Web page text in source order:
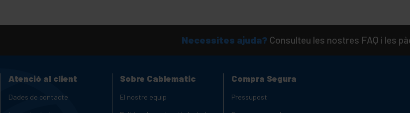
Necessites ajuda? Consulteu les nostres FAQ i les
Atenció al client
Dades de contacte
Sobre Cablematic
El nostre equip
Compra Segura
Pressupost